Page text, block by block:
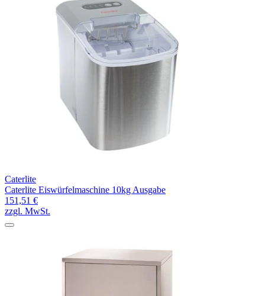
Caterlite
Caterlite Eiswürfelmaschine 10kg Ausgabe
151,51 €
zzgl. MwSt.